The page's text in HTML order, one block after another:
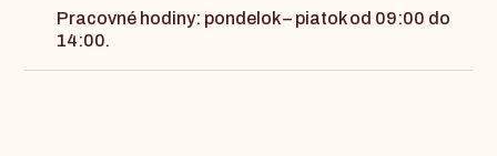
Pracovné hodiny: pondelok – piatok od 09:00 do
14:00.